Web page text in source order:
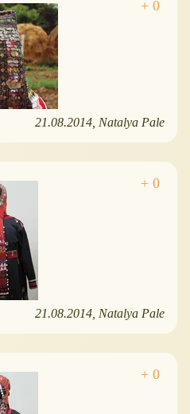
21.08.2014 Natalya Pale
21.08.2014 Natalya Pale